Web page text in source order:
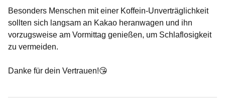
Besonders Menschen mit einer Koffein-Unverträglichkeit
sollten sich langsam an Kakao heranwagen und ihn
vorzugsweise am Vormittag genießen, um Schlaflosigkeit
zu vermeiden.
Danke für dein Vertrauen!😘